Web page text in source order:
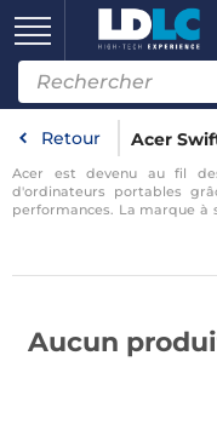
Retour Acer
Acer est devenu au fil
d'ordinateurs portables
performances. La marque à
Aucun